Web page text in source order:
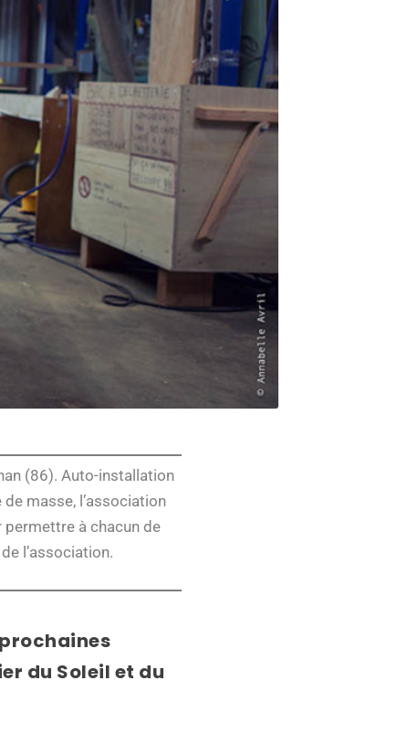
(86). Auto-installation
masse, l’association
à chacun de
l’association.
du Soleil et du